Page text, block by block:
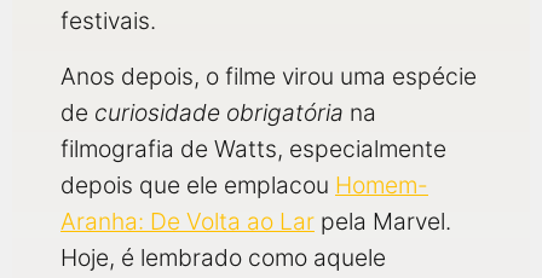
festivais.
Anos depois, o filme virou uma espécie
de curiosidade obrigatória na
filmografia de Watts, especialmente
depois que ele emplacou Homem-
Aranha: De Volta ao Lar pela Marvel.
Hoje, é lembrado como aquele